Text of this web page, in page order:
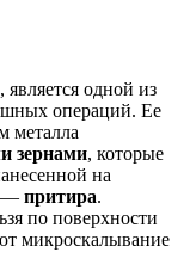
, является одной из
операций. Ее
металла
зернами, которые
на
— притира.
по поверхности
микроскалывание